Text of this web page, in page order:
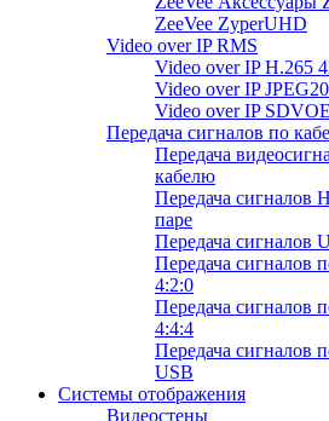
ZeeVee ZyperUHD
Video over IP RMS
Video over IP H.265
Video over IP
Video over IP
Передача сигналов по
Передача
кабелю
Передача сигналов
паре
Передача сигналов
Передача сигналов
4:2:0
Передача сигналов
4:4:4
Передача сигналов
USB
Системы отображения
Видеостены